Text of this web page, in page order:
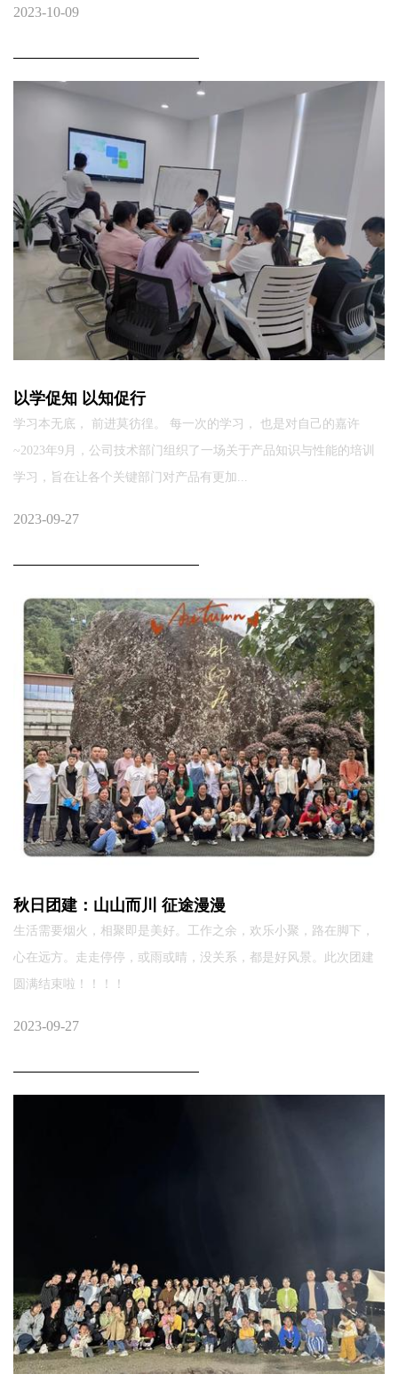
2023-10-09
以学促知 以知促行
学习本无底， 前进莫彷徨。 每一次的学习， 也是对自己的嘉许
~2023年9月，公司技术部门组织了一场关于产品知识与性能的培训
学习，旨在让各个关键部门对产品有更加...
2023-09-27
秋日团建：山山而川 征途漫漫
生活需要烟火，相聚即是美好。工作之余，欢乐小聚，路在脚下，
心在远方。走走停停，或雨或晴，没关系，都是好风景。此次团建
圆满结束啦！！！！
2023-09-27